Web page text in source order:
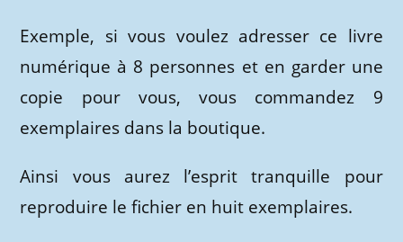
Exemple, si vous voulez adresser ce livre
numérique à 8 personnes et en garder une
copie pour vous, vous commandez 9
exemplaires dans la boutique.
Ainsi vous aurez l’esprit tranquille pour
reproduire le fichier en huit exemplaires.